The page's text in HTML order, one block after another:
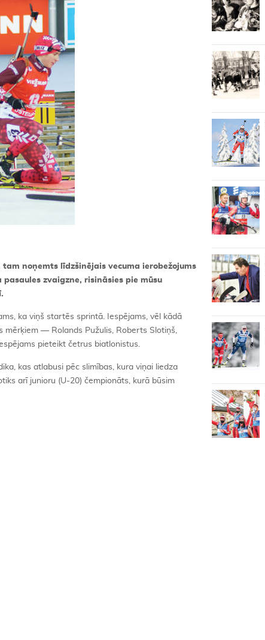
noņemts līdzšinējais vecuma ierobežojums
zvaigzne, risināsies pie mūsu
ka viņš startēs sprintā. Iespējams, vēl kādā
mērķiem — Rolands Pužulis, Roberts Slotiņš,
pieteikt četrus biatlonistus.
kas atlabusi pēc slimības, kura viņai liedza
arī junioru (U-20) čempionāts, kurā būsim